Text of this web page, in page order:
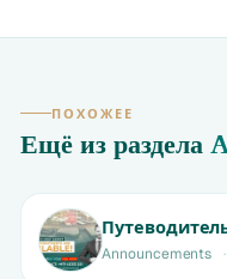
ПОХОЖЕЕ
Ещё из раздела
Announcements ·